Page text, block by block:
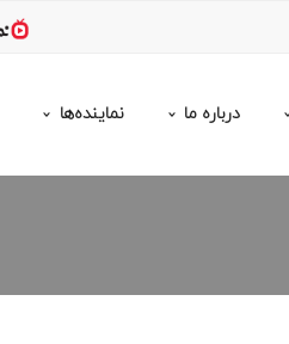
درباره ما نماینده‌ها